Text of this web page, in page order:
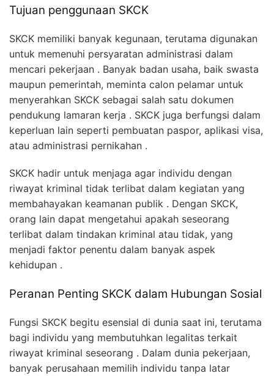
Tujuan penggunaan SKCK
SKCK memiliki banyak kegunaan, terutama digunakan
untuk memenuhi persyaratan administrasi dalam
mencari pekerjaan . Banyak badan usaha, baik swasta
maupun pemerintah, meminta calon pelamar untuk
menyerahkan SKCK sebagai salah satu dokumen
pendukung lamaran kerja . SKCK juga berfungsi dalam
keperluan lain seperti pembuatan paspor, aplikasi visa,
atau administrasi pernikahan .
SKCK hadir untuk menjaga agar individu dengan
riwayat kriminal tidak terlibat dalam kegiatan yang
membahayakan keamanan publik . Dengan SKCK,
orang lain dapat mengetahui apakah seseorang
terlibat dalam tindakan kriminal atau tidak, yang
menjadi faktor penentu dalam banyak aspek
kehidupan .
Peranan Penting SKCK dalam Hubungan Sosial
Fungsi SKCK begitu esensial di dunia saat ini, terutama
bagi individu yang membutuhkan legalitas terkait
riwayat kriminal seseorang . Dalam dunia pekerjaan,
banyak perusahaan memilih individu tanpa latar